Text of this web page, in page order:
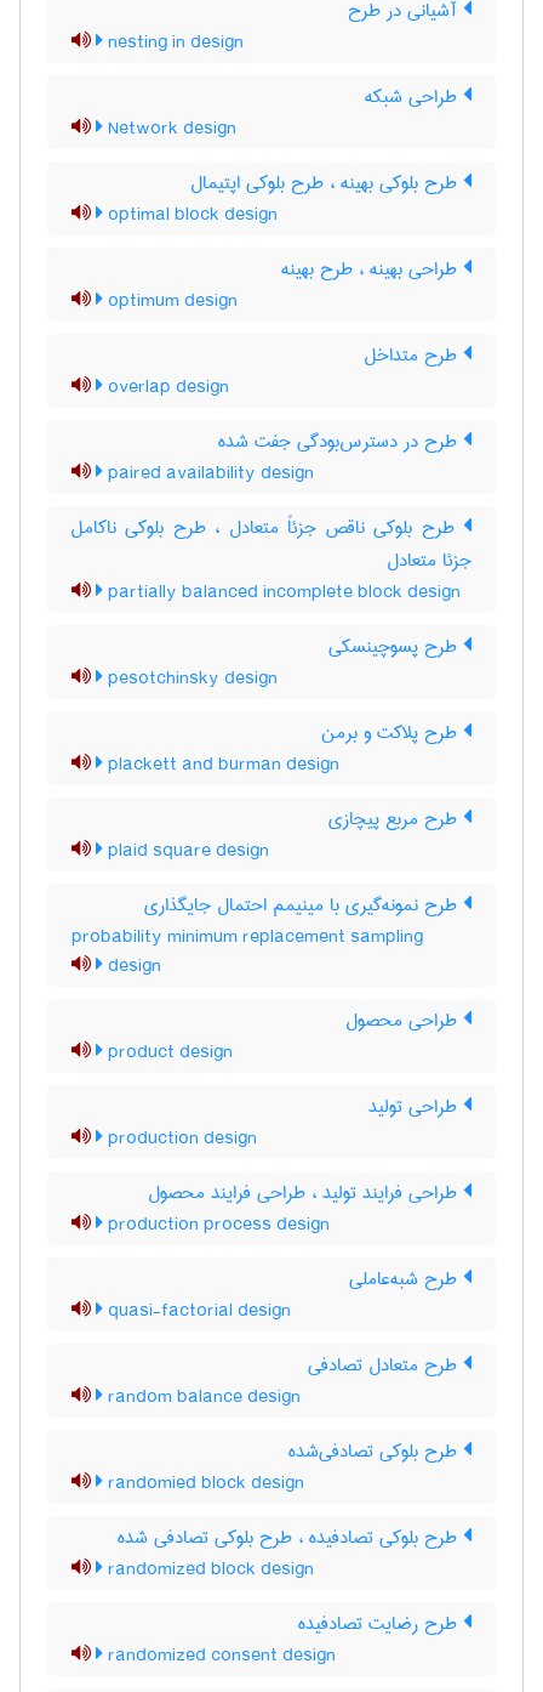
آشیانی در طرح
nesting in design
طراحی شبکه
Network design
طرح بلوکی بهینه ، طرح بلوکی اپتیمال
optimal block design
طراحی بهینه ، طرح بهینه
optimum design
طرح متداخل
overlap design
طرح در دسترس‌بودگی جفت شده
paired availability design
طرح بلوکی ناقص جزئاً متعادل ، طرح بلوکی ناکامل
جزئا متعادل
partially balanced incomplete block design
طرح پسوچینسکی
pesotchinsky design
طرح پلاکت و برمن
plackett and burman design
طرح مربع پیچازی
plaid square design
طرح نمونه‌گیری با مینیمم احتمال جایگذاری
probability minimum replacement sampling
design
طراحی محصول
product design
طراحی تولید
production design
طراحی فرایند تولید ، طراحی فرایند محصول
production process design
طرح شبه‌عاملی
quasi-factorial design
طرح متعادل تصادفی
random balance design
طرح بلوکی تصادفی‌شده
randomied block design
طرح بلوکی تصادفیده ، طرح بلوکی تصادفی شده
randomized block design
طرح رضایت تصادفیده
randomized consent design